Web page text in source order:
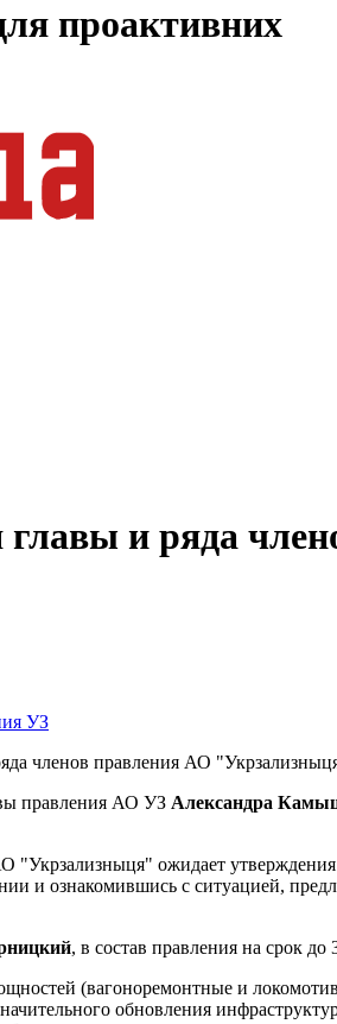
проактивних
и ряда
членов правления АО
правления АО УЗ Александра
ожидает
и ознакомившись с ситуацией,
, в состав правления на срок
(вагоноремонтные и
обновления